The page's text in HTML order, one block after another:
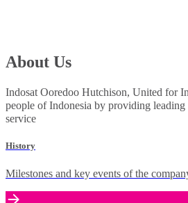
About Us
Indosat Ooredoo Hutchison, United for
people of Indonesia by providing
service
History
Milestones and key events of the